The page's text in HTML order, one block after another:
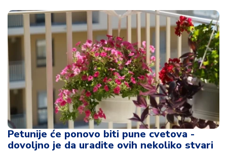
Petunije će ponovo biti pune cvetova -
dovoljno je da uradite ovih nekoliko stvari